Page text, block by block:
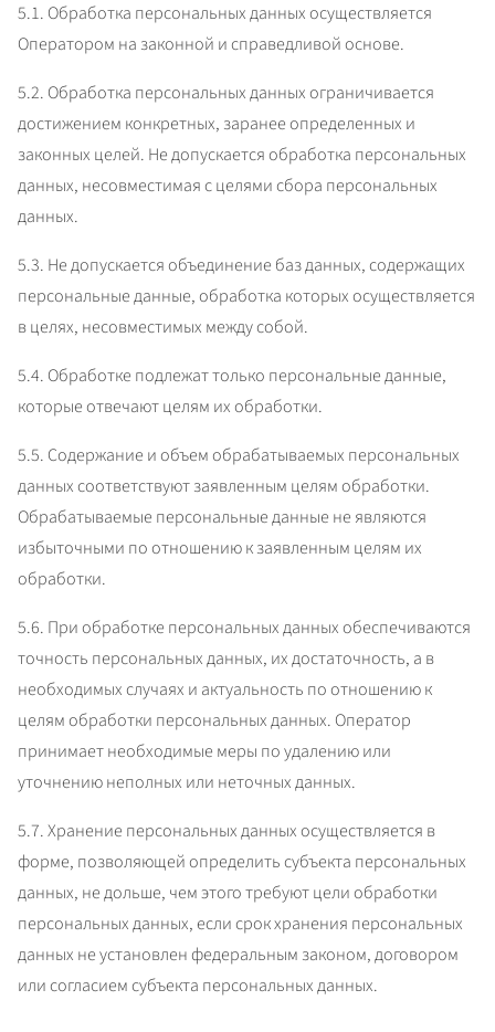
5.1. Обработка персональных данных осуществляется
Оператором на законной и справедливой основе.
5.2. Обработка персональных данных ограничивается
достижением конкретных, заранее определенных и
законных целей. Не допускается обработка персональных
данных, несовместимая с целями сбора персональных
данных.
5.3. Не допускается объединение баз данных, содержащих
персональные данные, обработка которых осуществляется
в целях, несовместимых между собой.
5.4. Обработке подлежат только персональные данные,
которые отвечают целям их обработки.
5.5. Содержание и объем обрабатываемых персональных
данных соответствуют заявленным целям обработки.
Обрабатываемые персональные данные не являются
избыточными по отношению к заявленным целям их
обработки.
5.6. При обработке персональных данных обеспечиваются
точность персональных данных, их достаточность, а в
необходимых случаях и актуальность по отношению к
целям обработки персональных данных. Оператор
принимает необходимые меры по удалению или
уточнению неполных или неточных данных.
5.7. Хранение персональных данных осуществляется в
форме, позволяющей определить субъекта персональных
данных, не дольше, чем этого требуют цели обработки
персональных данных, если срок хранения персональных
данных не установлен федеральным законом, договором
или согласием субъекта персональных данных.